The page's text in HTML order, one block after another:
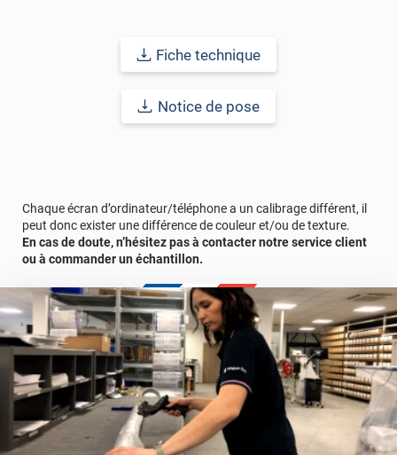
sa beauté et son éclat au fil du temps, assurant ainsi une
Transformez votre espace intérieur avec notre revêtement
adhésif décoratif en blanc porcelaine. Avec sa facilité
Durabilité: 10 ans en pose intérieure (anti craquèlement,
écaillage, délamination et jaunissement)
Afin de vous rendre compte de la qualité et de son rendu
véritable, nous vous conseillons de faire une demande
d'échantillons gratuite.
Fiche technique
Notice de pose
Chaque écran d’ordinateur/téléphone a un calibrage différent, il
peut donc exister une différence de couleur et/ou de texture.
En cas de doute, n’hésitez pas à contacter notre service client
ou à commander un échantillon.